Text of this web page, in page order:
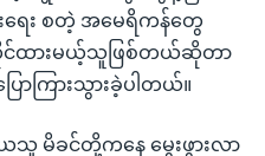
င်းရေး စတဲ့ အမေရိကန်တွေ
င်ထားမယ့်သူဖြစ်တယ်ဆိုတာ
ာကြားသွားခဲ့ပါတယ်။
ယသူ မိခင်တို့ကနေ မွေးဖွားလာ